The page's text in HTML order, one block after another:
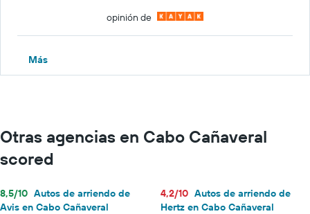
opinión de
Más
Otras agencias en Cabo Cañaveral
scored
8,5/10 Autos de arriendo de
Avis en Cabo Cañaveral
4,2/10 Autos de arriendo de
Hertz en Cabo Cañaveral